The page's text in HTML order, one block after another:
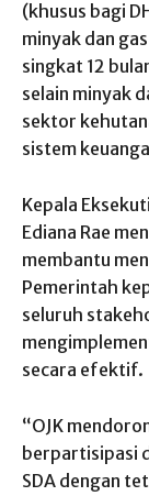
(khusus bagi
minyak dan
singkat 12
selain minyak
sektor
sistem
Kepala
Ediana Rae
membantu
Pemerintah
seluruh
secara efektif.
“OJK
berpartisipasi
SDA dengan